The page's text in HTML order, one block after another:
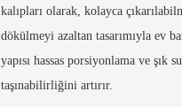
kalıpları olarak, kolayca
dökülmeyi azaltan tasarımıyla ev
yapısı hassas porsiyonlama ve
taşınabilirliğini artırır.